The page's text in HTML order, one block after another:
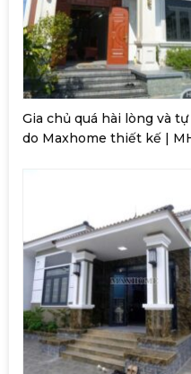
Gia chủ quá hài lòng và
do Maxhome thiết kế |